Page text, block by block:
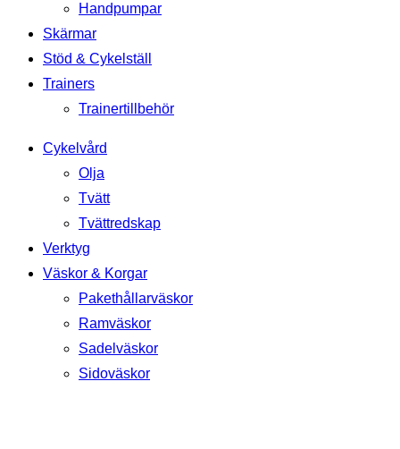
Handpumpar
Skärmar
Stöd & Cykelställ
Trainers
Trainertillbehör
Cykelvård
Olja
Tvätt
Tvättredskap
Verktyg
Väskor & Korgar
Pakethållarväskor
Ramväskor
Sadelväskor
Sidoväskor